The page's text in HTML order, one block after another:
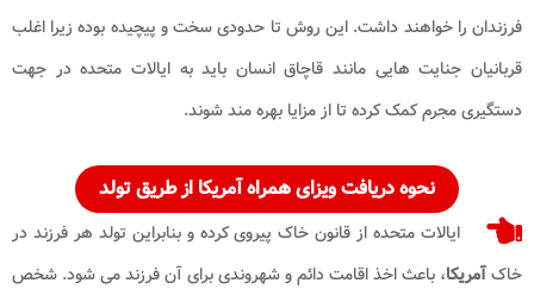
فرزندان را خواهند داشت. این روش تا حدودی سخت و پیچیده بوده زیرا اغلب
قربانیان جنایت هایی مانند قاچاق انسان باید به ایالات متحده در جهت
دستگیری مجرم کمک کرده تا از مزایا بهره مند شوند.
نحوه دریافت ویزای همراه آمریکا از طریق تولد
ایالات متحده از قانون خاک پیروی کرده و بنابراین تولد هر فرزند در
خاکآمریکا، باعث اخذ اقامت دائم و شهروندی برای آن فرزند می شود. شخص